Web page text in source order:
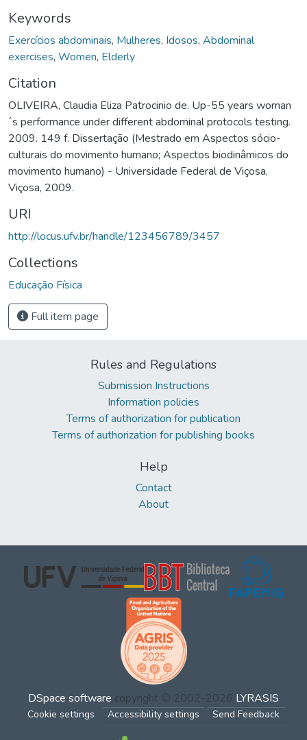
Keywords
Exercícios abdominais, Mulheres, Idosos, Abdominal
exercises, Women, Elderly
Citation
OLIVEIRA, Claudia Eliza Patrocinio de. Up-55 years woman
´s performance under different abdominal protocols testing.
2009. 149 f. Dissertação (Mestrado em Aspectos sócio-
culturais do movimento humano; Aspectos biodinâmicos do
movimento humano) - Universidade Federal de Viçosa,
Viçosa, 2009.
URI
http://locus.ufv.br/handle/123456789/3457
Collections
Educação Física
Full item page
Rules and Regulations
Submission Instructions
Information policies
Terms of authorization for publication
Terms of authorization for publishing books
Help
Contact
About
DSpace software copyright © 2002-2026 LYRASIS
Cookie settings Accessibility settings Send Feedback